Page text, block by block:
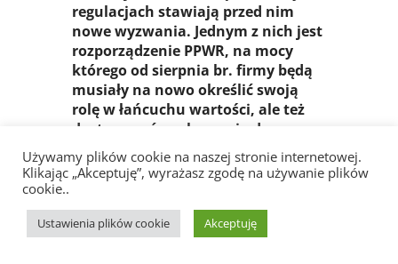
regulacjach stawiają przed nim
nowe wyzwania. Jednym z nich jest
rozporządzenie PPWR, na mocy
którego od sierpnia br. firmy będą
musiały na nowo określić swoją
rolę w łańcuchu wartości, ale też
dostosować opakowania do
szeregu nowych wymogów. W
Polsce trwają prace nad
przepisami, które wdrożą do
polskich realiów część przepisów
rozporządzenia i zasadę
Używamy plików cookie na naszej stronie internetowej.
Klikając „Akceptuję”, wyrażasz zgodę na używanie plików
cookie..
Ustawienia plików cookie Akceptuję